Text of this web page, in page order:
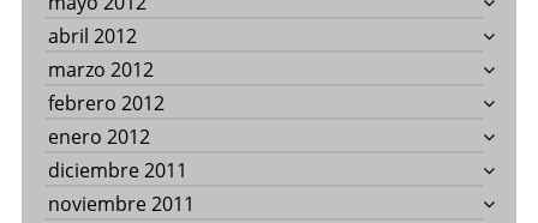
abril 2012
marzo 2012
febrero 2012
enero 2012
diciembre 2011
noviembre 2011